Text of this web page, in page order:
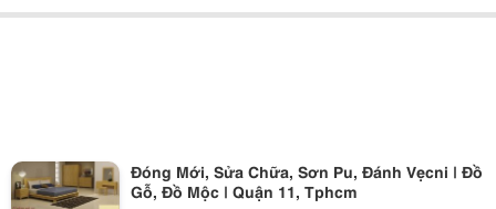
Đóng Mới, Sửa Chữa, Sơn Pu, Đánh Vẹcni | Đồ
Gỗ, Đồ Mộc | Quận 11, Tphcm